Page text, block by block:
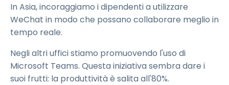
In Asia, incoraggiamo i dipendenti a utilizzare
WeChat in modo che possano collaborare meglio in
tempo reale.
Negli altri uffici stiamo promuovendo l'uso di
Microsoft Teams. Questa iniziativa sembra dare i
suoi frutti: la produttività è salita all'80%.